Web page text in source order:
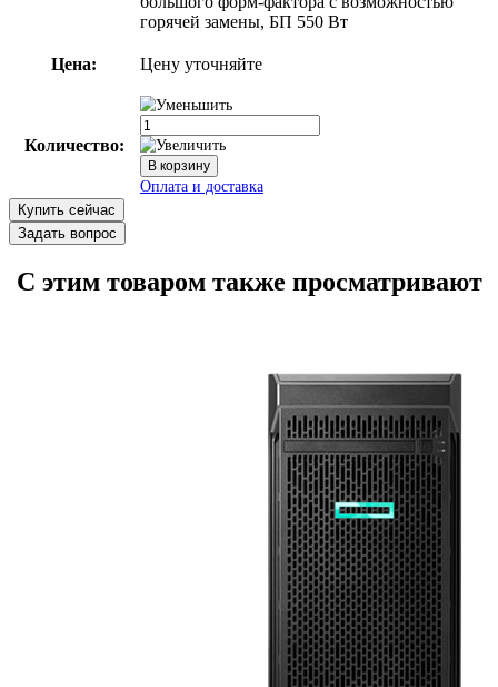
горячей замены, БП 550 Вт
Цена: Цену уточняйте
Количество:
Оплата и доставка
Купить сейчас
Задать вопрос
С этим товаром также просматривают